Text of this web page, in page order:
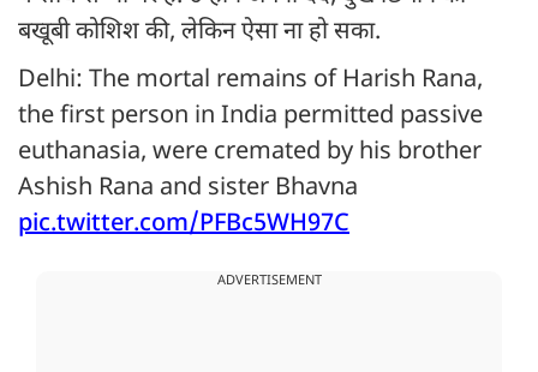
बखूबी कोशिश की, लेकिन ऐसा ना हो सका.
Delhi: The mortal remains of Harish Rana,
the first person in India permitted passive
euthanasia, were cremated by his brother
Ashish Rana and sister Bhavna
pic.twitter.com/PFBc5WH97C
ADVERTISEMENT